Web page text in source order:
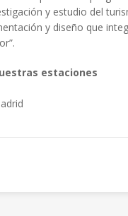
y estudio del
y diseño que
estaciones